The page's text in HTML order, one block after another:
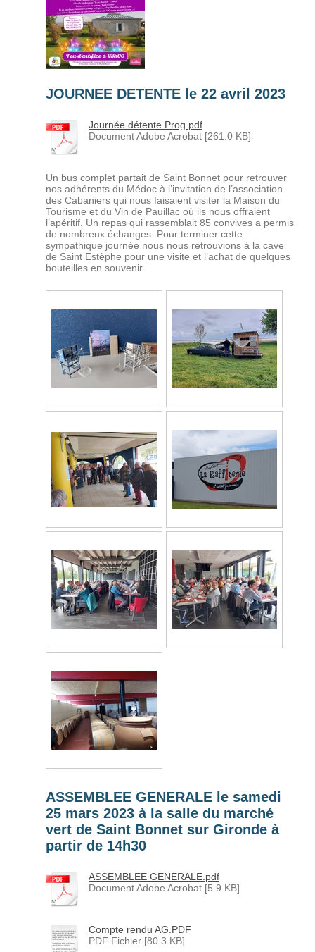
JOURNEE DETENTE le 22 avril 2023
Journée détente Prog.pdf
Document Adobe Acrobat [261.0 KB]
Un bus complet partait de Saint Bonnet pour retrouver
nos adhérents du Médoc à l’invitation de l’association
des Cabaniers qui nous faisaient visiter la Maison du
Tourisme et du Vin de Pauillac où ils nous offraient
l’apéritif. Un repas qui rassemblait 85 convives a permis
de nombreux échanges. Pour terminer cette
sympathique journée nous nous retrouvions à la cave
de Saint Estèphe pour une visite et l’achat de quelques
bouteilles en souvenir.
ASSEMBLEE GENERALE le samedi
25 mars 2023 à la salle du marché
vert de Saint Bonnet sur Gironde à
partir de 14h30
ASSEMBLEE GENERALE.pdf
Document Adobe Acrobat [5.9 KB]
Compte rendu AG.PDF
PDF Fichier [80.3 KB]